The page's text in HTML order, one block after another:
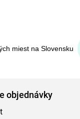
miest na Slovensku
objednávky